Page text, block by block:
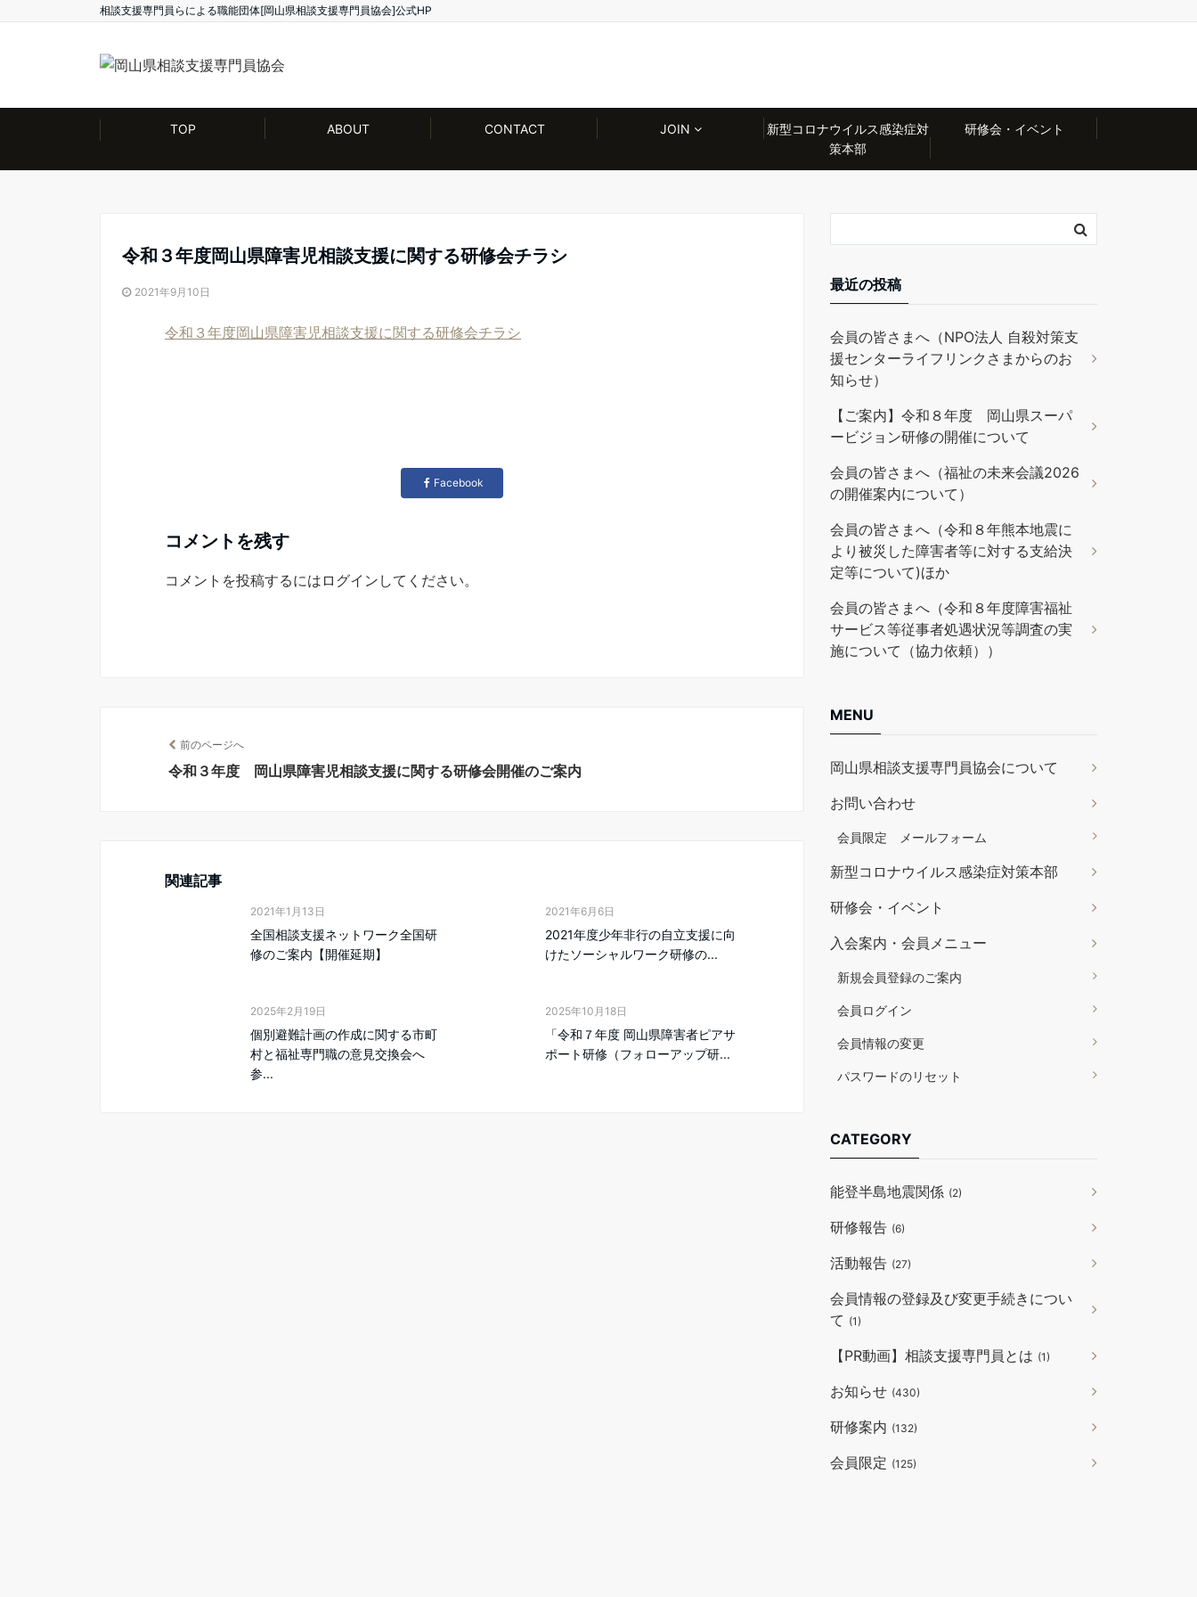
相談支援専門員らによる職能団体[岡山県相談支援専門員協会]公式HP
TOP ABOUT CONTACT JOIN
新型コロナウイルス感染症対
策本部
研修会・イベント
令和３年度岡山県障害児相談支援に関する研修会チラシ
2021年9月10日
令和３年度岡山県障害児相談支援に関する研修会チラシ
Facebook
コメントを残す
コメントを投稿するには ログイン してください。
前のページへ
令和３年度 岡山県障害児相談支援に関する研修会開催のご案内
関連記事
2021年1月13日
全国相談支援ネットワーク全国研
修のご案内【開催延期】
2021年6月6日
2021年度少年非行の自立支援に向
けたソーシャルワーク研修の...
2025年2月19日
個別避難計画の作成に関する市町
村と福祉専門職の意見交換会へ
参...
2025年10月18日
「令和７年度 岡山県障害者ピアサ
ポート研修（フォローアップ研...
最近の投稿
会員の皆さまへ（NPO法人 自殺対策支
援センターライフリンクさまからのお
知らせ）
【ご案内】令和８年度 岡山県スーパ
ービジョン研修の開催について
会員の皆さまへ（福祉の未来会議2026
の開催案内について）
会員の皆さまへ（令和８年熊本地震に
より被災した障害者等に対する支給決
定等について)ほか
会員の皆さまへ（令和８年度障害福祉
サービス等従事者処遇状況等調査の実
施について（協力依頼））
MENU
岡山県相談支援専門員協会について
お問い合わせ
会員限定 メールフォーム
新型コロナウイルス感染症対策本部
研修会・イベント
入会案内・会員メニュー
新規会員登録のご案内
会員ログイン
会員情報の変更
パスワードのリセット
CATEGORY
能登半島地震関係 (2)
研修報告 (6)
活動報告 (27)
会員情報の登録及び変更手続きについ
て (1)
【PR動画】相談支援専門員とは (1)
お知らせ (430)
研修案内 (132)
会員限定 (125)